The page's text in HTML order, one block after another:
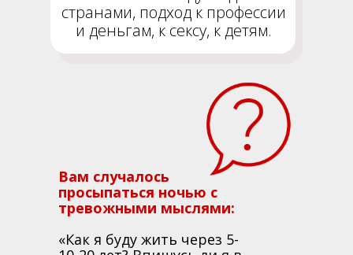
странами, подход к профессии
и деньгам, к сексу, к детям.
Вам случалось
просыпаться ночью с
тревожными мыслями:
«Как я буду жить через 5-